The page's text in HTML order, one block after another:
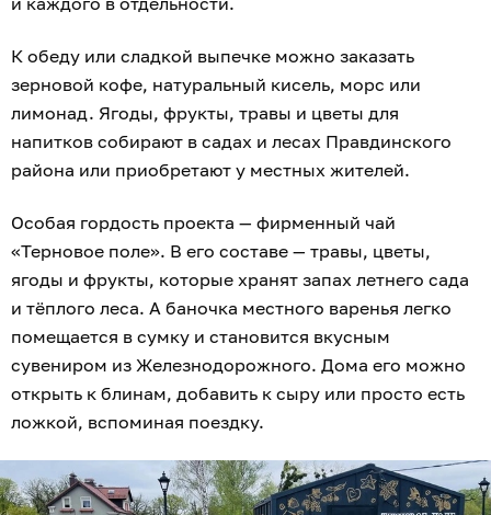
К обеду или сладкой выпечке можно заказать
зерновой кофе, натуральный кисель, морс или
лимонад. Ягоды, фрукты, травы и цветы для
напитков собирают в садах и лесах Правдинского
района или приобретают у местных жителей.
Особая гордость проекта — фирменный чай
«Терновое поле». В его составе — травы, цветы,
ягоды и фрукты, которые хранят запах летнего сада
и тёплого леса. А баночка местного варенья легко
помещается в сумку и становится вкусным
сувениром из Железнодорожного. Дома его можно
открыть к блинам, добавить к сыру или просто есть
ложкой, вспоминая поездку.